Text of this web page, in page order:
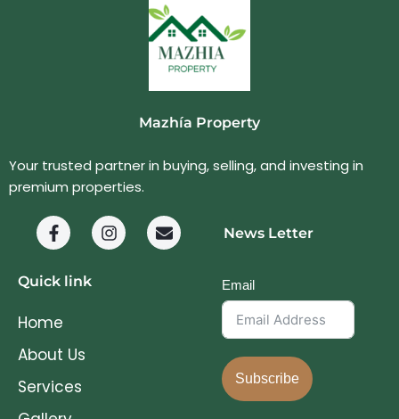
Mazhía Property
Your trusted partner in buying, selling, and investing in
premium properties.
Quick link
Home
About Us
Services
News Letter
Email
Subscribe